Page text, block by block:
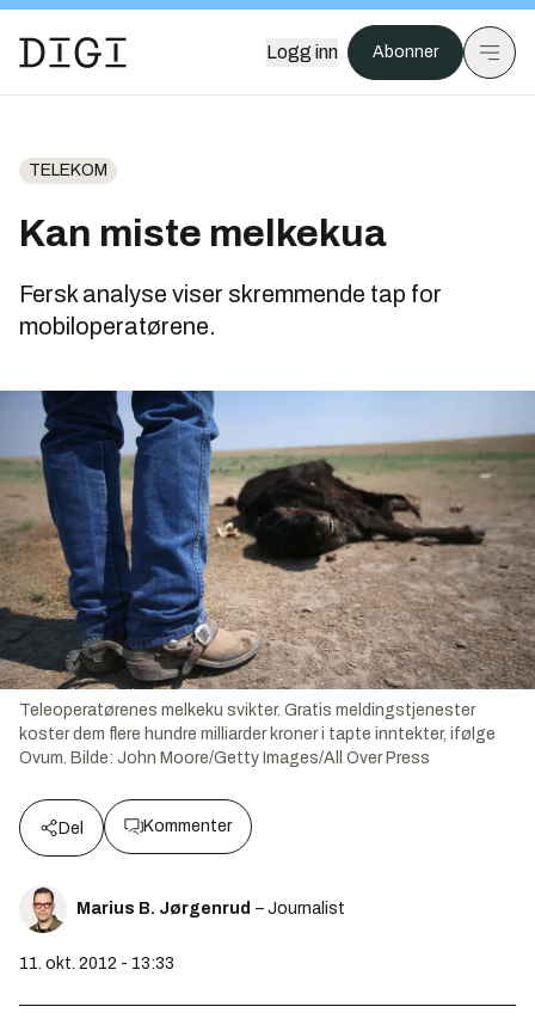
Logg inn Abonner
TELEKOM
Kan miste melkekua
Fersk analyse viser skremmende tap for
mobiloperatørene.
Teleoperatørenes melkeku svikter. Gratis meldingstjenester
koster dem flere hundre milliarder kroner i tapte inntekter, ifølge
Ovum. Bilde: John Moore/Getty Images/All Over Press
Del Kommenter
Marius B. Jørgenrud – Journalist
11. okt. 2012 - 13:33